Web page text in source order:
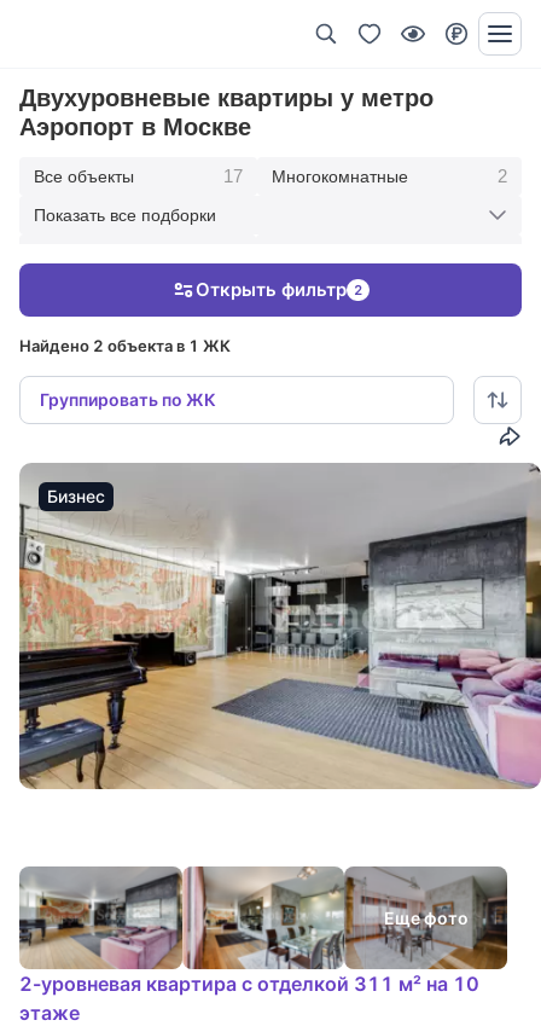
Двухуровневые квартиры у метро
Аэропорт в Москве
Все объекты 17 Многокомнатные 2
Показать все подборки
Найдено 2 объекта в 1 ЖК
Группировать по ЖК
Открыть фильтр 2
Бизнес
Еще фото
2-уровневая квартира с отделкой 311 м² на 10
этаже